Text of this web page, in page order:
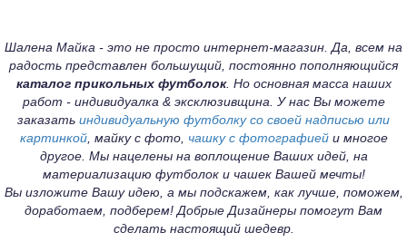
Шалена Майка - это не просто интернет-магазин. Да, всем на
радость представлен большущий, постоянно пополняющийся
каталог прикольных футболок. Но основная масса наших
работ - индивидуалка & эксклюзивщина. У нас Вы можете
заказать индивидуальную футболку со своей надписью или
картинкой, майку с фото, чашку с фотографиейи многое
другое. Мы нацелены на воплощение Ваших идей, на
материализацию футболок и чашек Вашей мечты!
Вы изложите Вашу идею, а мы подскажем, как лучше, поможем,
доработаем, подберем! Добрые Дизайнеры помогут Вам
сделать настоящий шедевр.